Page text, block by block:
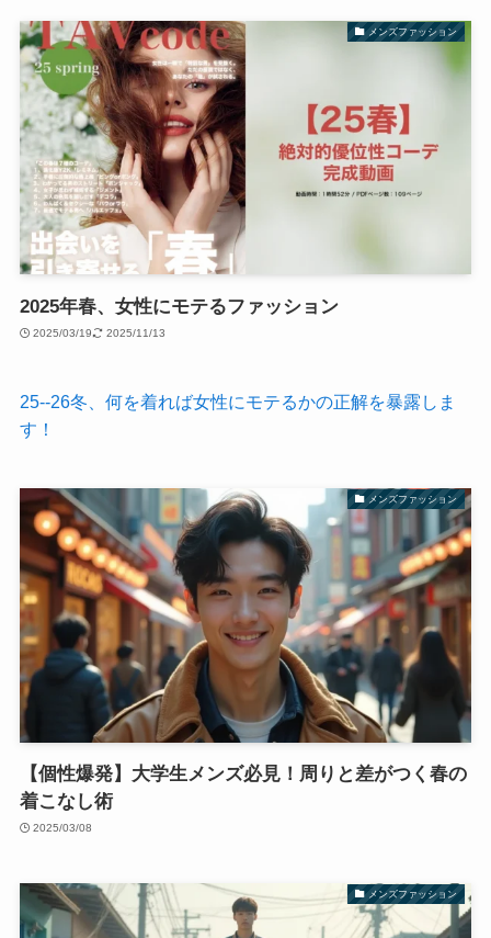
メンズファッション
2025年春、女性にモテるファッション
2025/03/19 2025/11/13
25--26冬、何を着れば女性にモテるかの正解を暴露しま
す！
メンズファッション
【個性爆発】大学生メンズ必見！周りと差がつく春の
着こなし術
2025/03/08
メンズファッション